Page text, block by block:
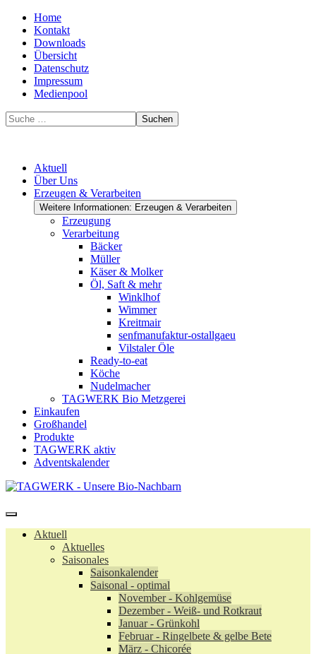
Home
Kontakt
Downloads
Übersicht
Datenschutz
Impressum
Medienpool
Suchen
Aktuell
Über Uns
Erzeugen & Verarbeiten
Weitere Informationen: Erzeugen & Verarbeiten
Erzeugung
Verarbeitung
Bäcker
Müller
Käser & Molker
Öl, Saft & mehr
Winklhof
Wimmer
Kreitmair
senfmanufaktur-ostallgaeu
Vilstaler Öle
Ready-to-eat
Köche
Nudelmacher
TAGWERK Bio Metzgerei
Einkaufen
Großhandel
Produkte
TAGWERK aktiv
Adventskalender
Aktuell
Aktuelles
Saisonales
Saisonkalender
Saisonal - optimal
November - Kohlgemüse
Dezember - Weiß- und Rotkraut
Januar - Grünkohl
Februar - Ringelbete & gelbe Bete
März - Chicorée